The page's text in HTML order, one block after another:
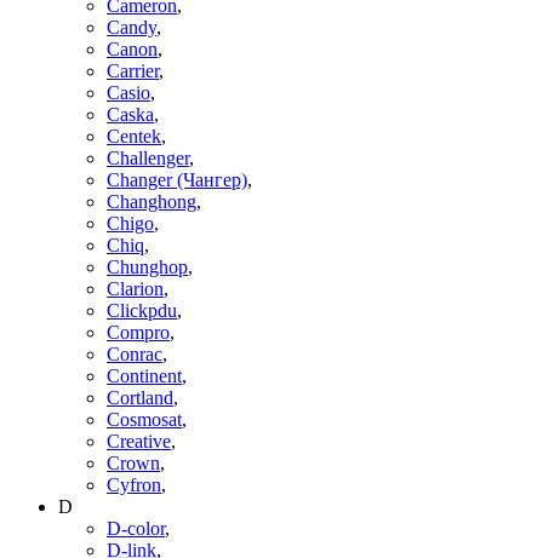
Cameron,
Candy,
Canon,
Carrier,
Casio,
Caska,
Centek,
Challenger,
Changer (Чангер),
Changhong,
Chigo,
Chiq,
Chunghop,
Clarion,
Clickpdu,
Compro,
Conrac,
Continent,
Cortland,
Cosmosat,
Creative,
Crown,
Cyfron,
D
D-color,
D-link,